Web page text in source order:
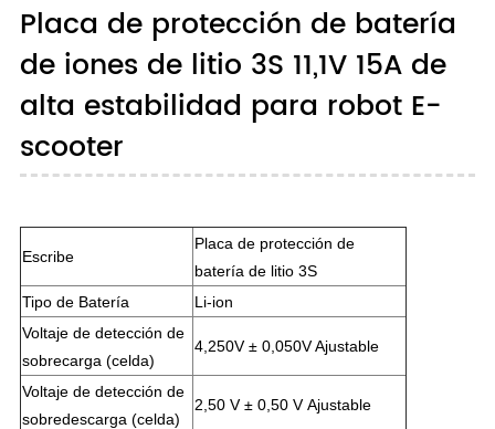
Placa de protección de batería
de iones de litio 3S 11,1V 15A de
alta estabilidad para robot E-
scooter
Escribe
Placa de protección de
batería de litio 3S
Tipo de Batería
Li-ion
Voltaje de detección de
sobrecarga (celda)
4,250V ± 0,050VAjustable
Voltaje de detección de
sobredescarga (celda)
2,50 V ± 0,50 VAjustable